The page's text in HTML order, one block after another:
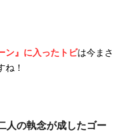
ン』に入ったトビは今まさ
ね！
人の執念が成したゴー